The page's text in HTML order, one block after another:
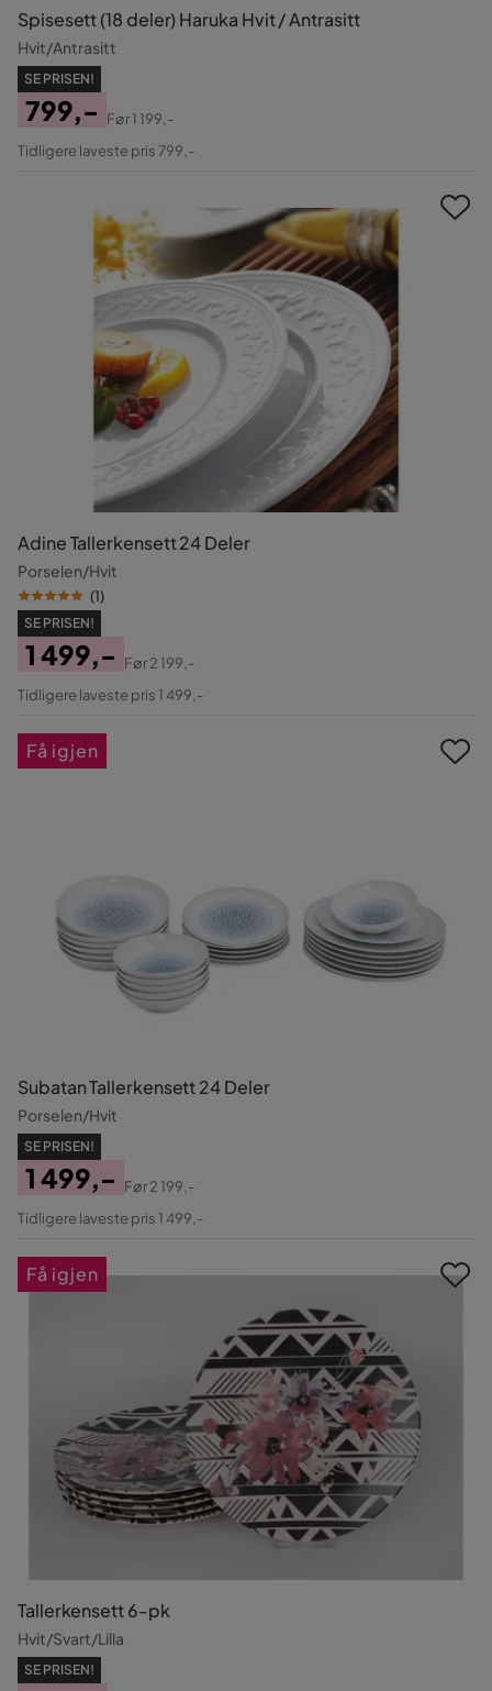
Spisesett (18 deler) Haruka Hvit / Antrasitt
Hvit/Antrasitt
SE PRISEN!
Pris
799,-
Original
Før1 199,-
Tidligere laveste pris 799,-
Adine Tallerkensett 24 Deler
Porselen/Hvit
(1)
SE PRISEN!
Pris
1 499,-
Original
Før2 199,-
Tidligere laveste pris 1 499,-
Subatan Tallerkensett 24 Deler
Porselen/Hvit
SE PRISEN!
Pris
1 499,-
Original
Før2 199,-
Tidligere laveste pris 1 499,-
Få igjen
Tallerkensett 6-pk
Hvit/Svart/Lilla
SE PRISEN!
Få igjen